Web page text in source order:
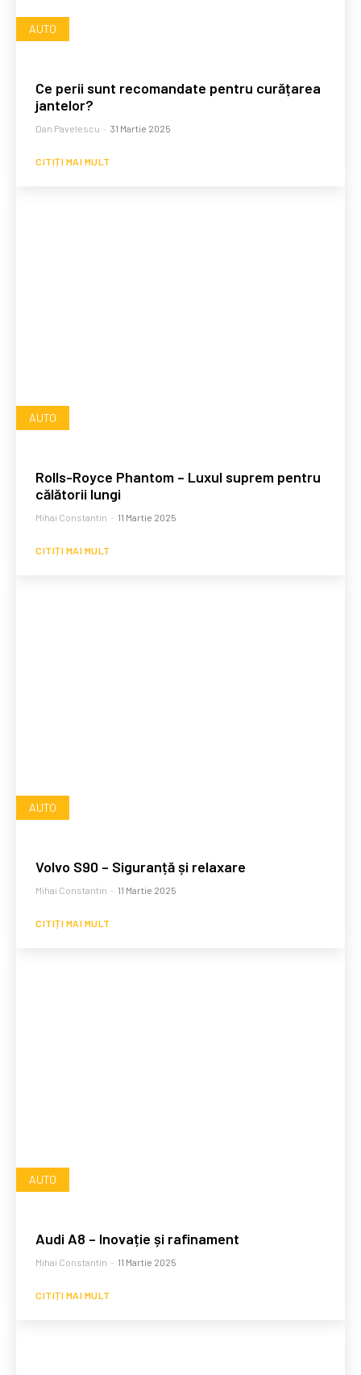
AUTO
Ce perii sunt recomandate pentru curățarea
jantelor?
Dan Pavelescu - 31 Martie 2025
CITIȚI MAI MULT
AUTO
Rolls-Royce Phantom – Luxul suprem pentru
călătorii lungi
Mihai Constantin - 11 Martie 2025
CITIȚI MAI MULT
AUTO
Volvo S90 – Siguranță și relaxare
Mihai Constantin - 11 Martie 2025
CITIȚI MAI MULT
AUTO
Audi A8 – Inovație și rafinament
Mihai Constantin - 11 Martie 2025
CITIȚI MAI MULT